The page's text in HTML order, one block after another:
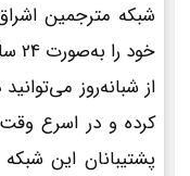
شبکه مترجمین
از شبانه‌روز
کرده و در اسرع وقت
پشتیبانان این